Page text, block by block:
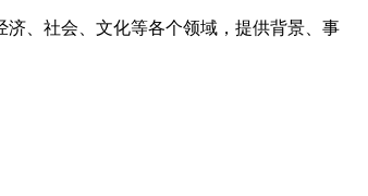
、社会、文化等各个领域，提供背景、事